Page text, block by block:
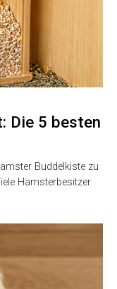
Die 5 besten
Buddelkiste zu
Hamsterbesitzer